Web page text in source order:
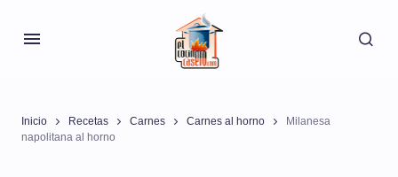
Inicio Recetas Carnes Carnes al horno
Milanesa
napolitana al horno